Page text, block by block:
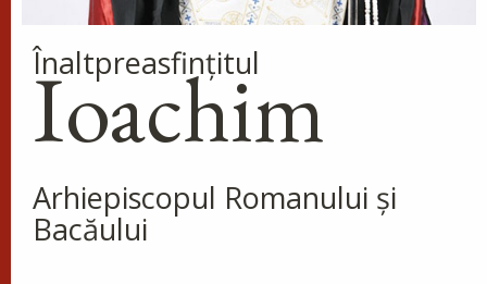
Înaltpreasfinţitul
Ioachim
Arhiepiscopul Romanului și
Bacăului